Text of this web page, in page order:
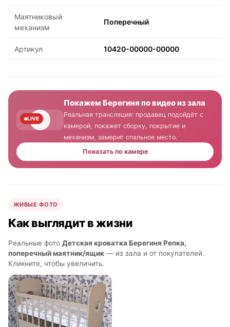
Маятниковый
механизм
Поперечный
Артикул 10420-00000-00000
LIVE
Покажем Берегиня по видео из зала
Реальная трансляция: продавец подойдёт с
камерой, покажет сборку, покрытие и
механизм, замерит спальное место.
Показать по камере
ЖИВЫЕ ФОТО
Как выглядит в жизни
Реальные фото Детская кроватка Берегиня Репка,
поперечный маятник/ящик — из зала и от покупателей.
Кликните, чтобы увеличить.